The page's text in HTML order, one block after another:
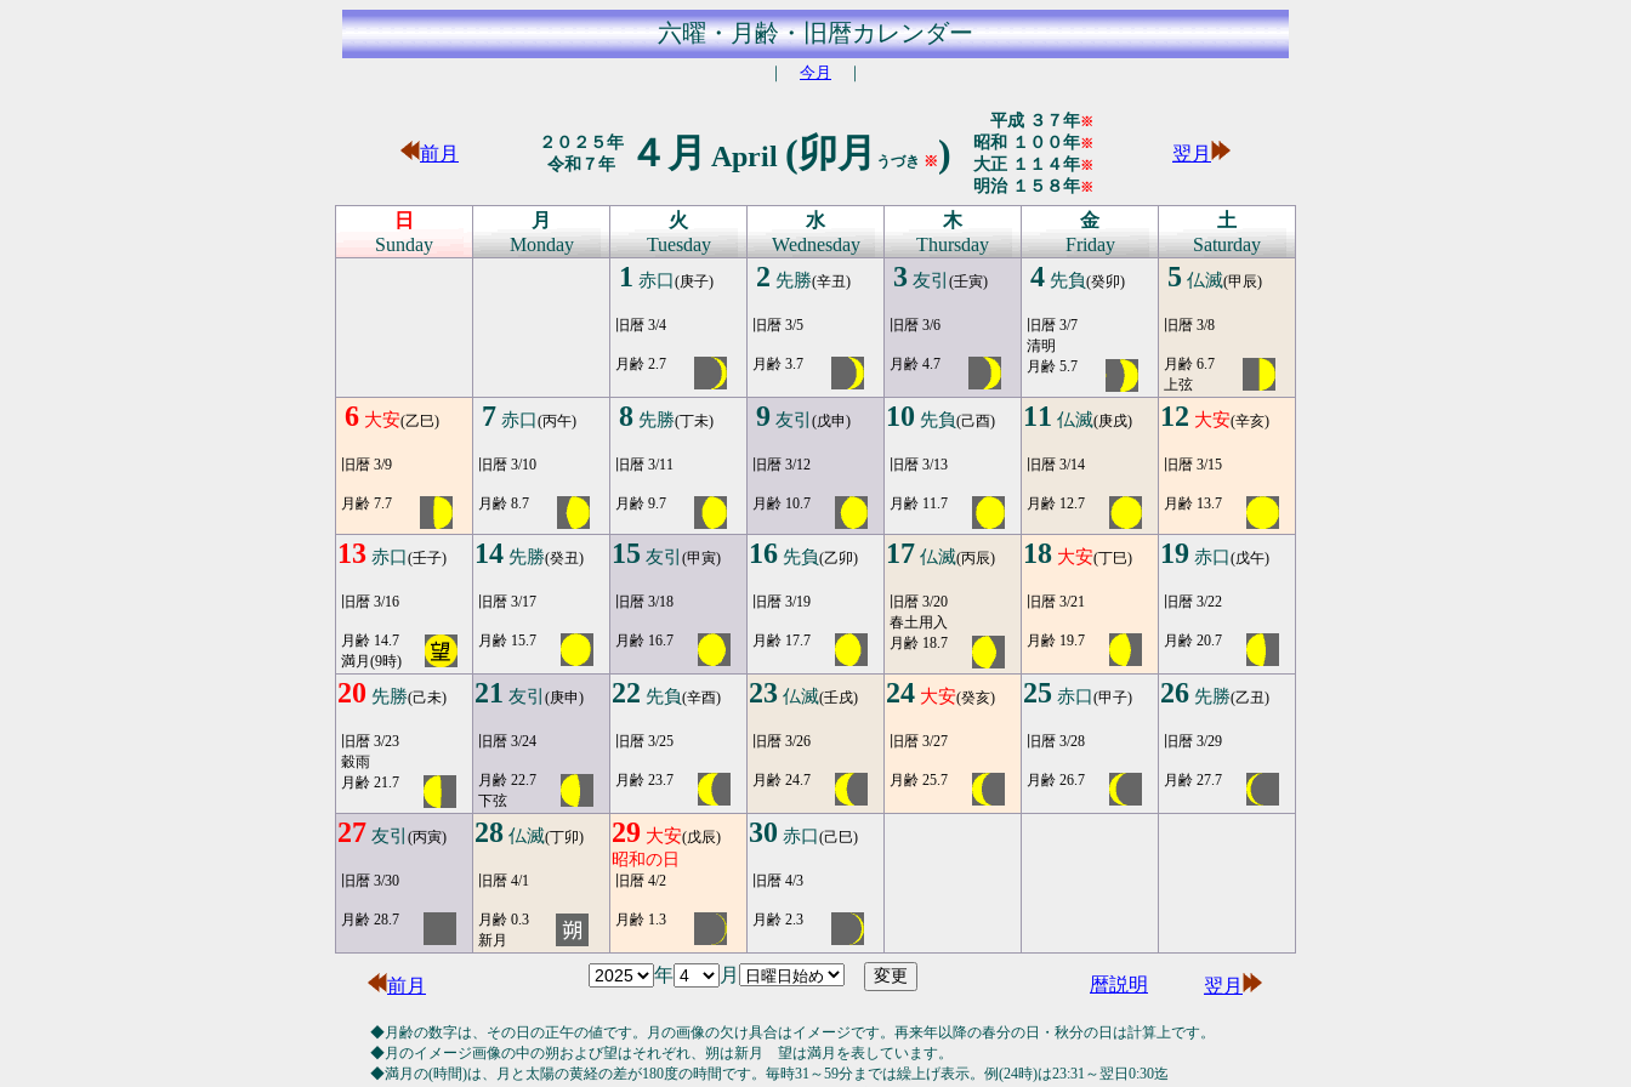
六曜・月齢・旧暦カレンダー
｜ 今月 ｜
前月
２０２５年
令和７年
４月 April (卯月 うづき ※)
平成 ３７年※
昭和 １００年※
大正 １１４年※
明治 １５８年※
翌月
日
Sunday
月
Monday
火
Tuesday
水
Wednesday
木
Thursday
金
Friday
土
Saturday
1 赤口(庚子)
旧暦 3/4
月齢 2.7
2 先勝(辛丑)
旧暦 3/5
月齢 3.7
3 友引 (壬寅)
旧暦 3/6
月齢 4.7
4 先負(癸卯)
旧暦 3/7
清明
月齢 5.7
5 仏滅(甲辰)
旧暦 3/8
月齢 6.7
上弦
6 大安(乙巳)
旧暦 3/9
月齢 7.7
7 赤口(丙午)
旧暦 3/10
月齢 8.7
8 先勝(丁未)
旧暦 3/11
月齢 9.7
9 友引 (戊申)
旧暦 3/12
月齢 10.7
10 先負(己酉)
旧暦 3/13
月齢 11.7
11 仏滅(庚戌)
旧暦 3/14
月齢 12.7
12 大安(辛亥)
旧暦 3/15
月齢 13.7
13 赤口(壬子)
旧暦 3/16
月齢 14.7
満月(9時)
14 先勝(癸丑)
旧暦 3/17
月齢 15.7
15 友引 (甲寅)
旧暦 3/18
月齢 16.7
16 先負(乙卯)
旧暦 3/19
月齢 17.7
17 仏滅(丙辰)
旧暦 3/20
春土用入
月齢 18.7
18 大安(丁巳)
旧暦 3/21
月齢 19.7
19 赤口(戊午)
旧暦 3/22
月齢 20.7
20 先勝(己未)
旧暦 3/23
穀雨
月齢 21.7
21 友引 (庚申)
旧暦 3/24
月齢 22.7
下弦
22 先負(辛酉)
旧暦 3/25
月齢 23.7
23 仏滅(壬戌)
旧暦 3/26
月齢 24.7
24 大安(癸亥)
旧暦 3/27
月齢 25.7
25 赤口(甲子)
旧暦 3/28
月齢 26.7
26 先勝(乙丑)
旧暦 3/29
月齢 27.7
27 友引 (丙寅)
旧暦 3/30
月齢 28.7
28 仏滅(丁卯)
旧暦 4/1
月齢 0.3
新月
29 大安(戊辰)
昭和の日
旧暦 4/2
月齢 1.3
30 赤口(己巳)
旧暦 4/3
月齢 2.3
前月
年 月 暦説明 翌月
◆月齢の数字は、その日の正午の値です。月の画像の欠け具合はイメージです。再来年以降の春分の日・秋分の日は計算上です。
◆月のイメージ画像の中の朔および望はそれぞれ、朔は新月 望は満月を表しています。
◆満月の(時間)は、月と太陽の黄経の差が180度の時間です。毎時31～59分までは繰上げ表示。例(24時)は23:31～翌日0:30迄